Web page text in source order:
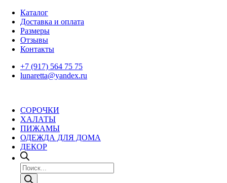
Skip
content
Каталог
Доставка и оплата
Размеры
Отзывы
Контакты
+7 (917) 564 75 75
lunaretta@yandex.ru
СОРОЧКИ
ХАЛАТЫ
ПИЖАМЫ
ОДЕЖДА ДЛЯ ДОМА
ДЕКОР
Поиск
товаров